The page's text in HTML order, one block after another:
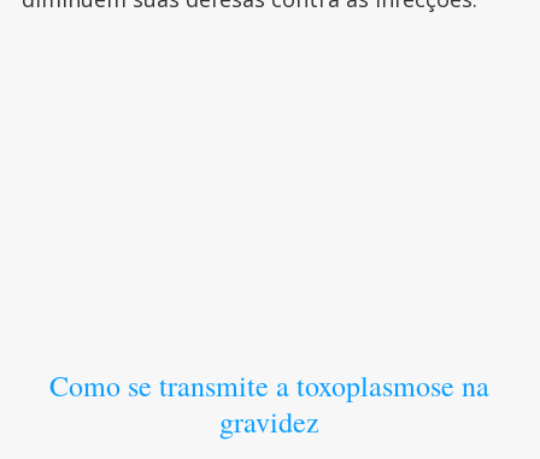
Como se transmite a toxoplasmose na
gravidez